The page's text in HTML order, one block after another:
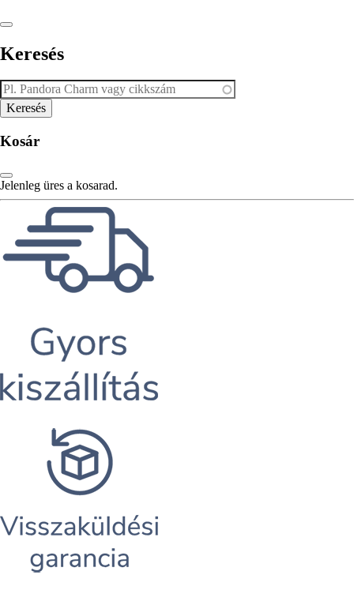
Keresés
Kosár
Jelenleg üres a kosarad.